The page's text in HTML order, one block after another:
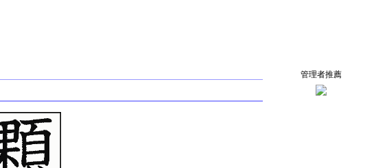
管理者推薦